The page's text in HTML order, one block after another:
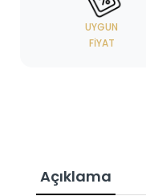
UYGUN
FIYAT
Açıklama